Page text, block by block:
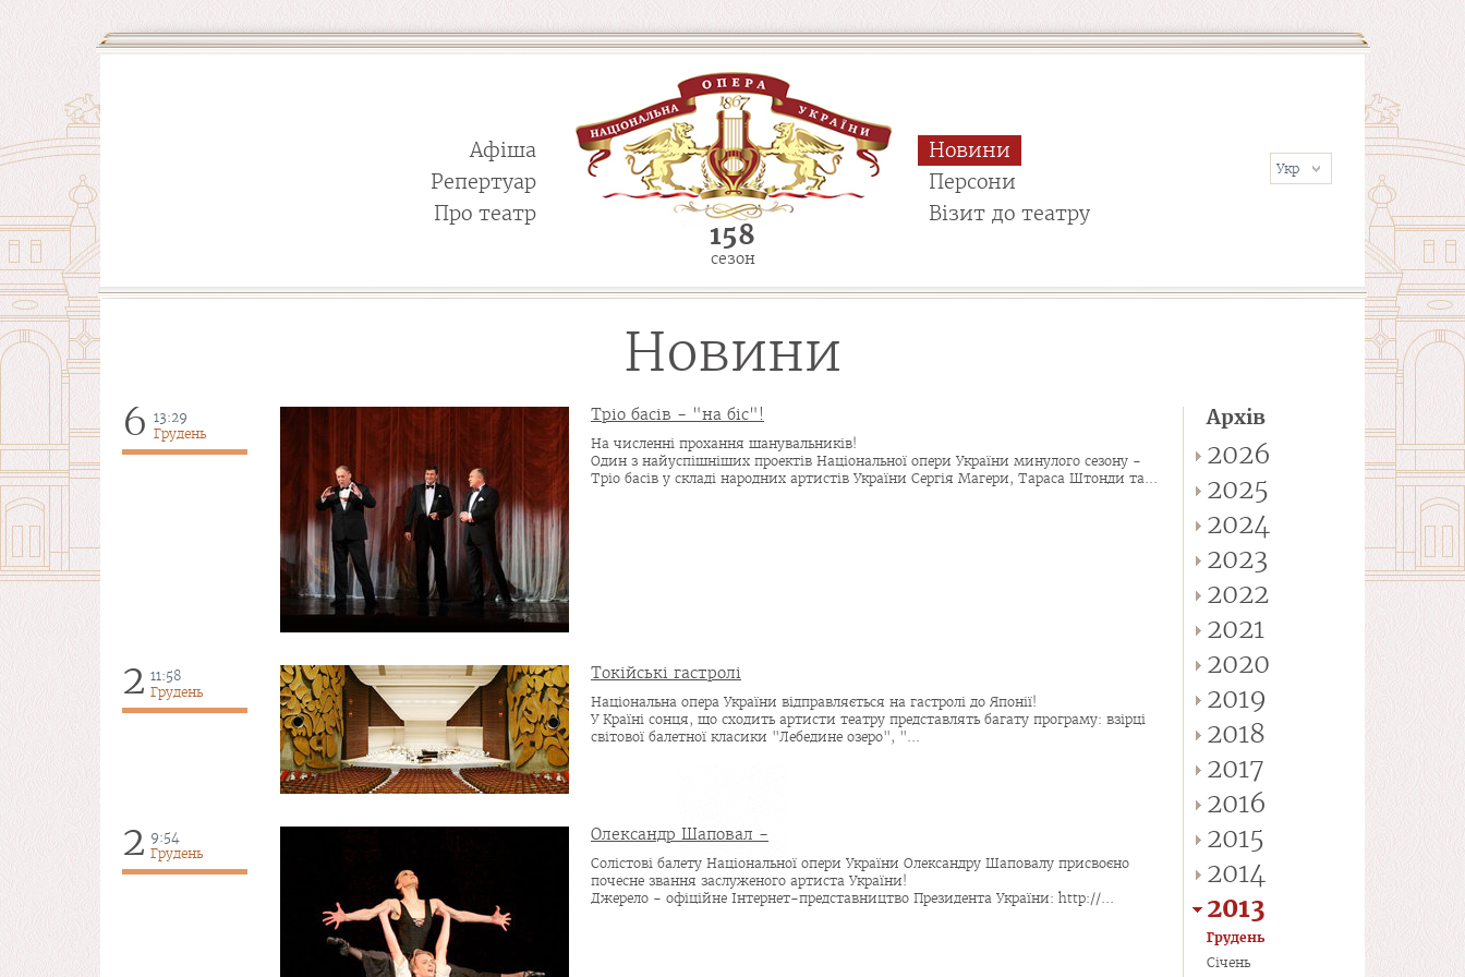
Афіша
Репертуар
Про театр
Новини
Персони
Візит до театру
158
сезон
Новини
Архів
2026
2025
2024
2023
2022
2021
2020
2019
2018
2017
2016
2015
2014
2013
Грудень
Січень
6 13:29
Грудень
Тріо басів - "на біс"!
На численні прохання шанувальників!
Один з найуспішніших проектів Національної опери України минулого сезону -
Тріо басів у складі народних артистів України Сергія Магери, Тараса Штонди та...
2 11:58
Грудень
Токійські гастролі
Національна опера України відправляється на гастролі до Японії!
У Країні сонця, що сходить артисти театру представлять багату програму: взірці
світової балетної класики "Лебедине озеро", "...
2 9:54
Грудень
Олександр Шаповал -
Солістові балету Національної опери України Олександру Шаповалу присвоєно
почесне звання заслуженого артиста України!
Джерело - офіційне Інтернет-представництво Президента України: http://...